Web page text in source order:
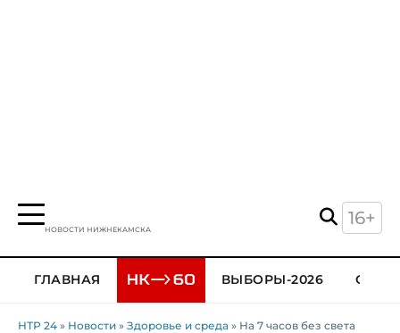
НОВОСТИ НИЖНЕКАМСКА
16+
ГЛАВНАЯ ВЫБОРЫ-2026
НТР 24 » Новости » Здоровье и среда » На 7 часов без света